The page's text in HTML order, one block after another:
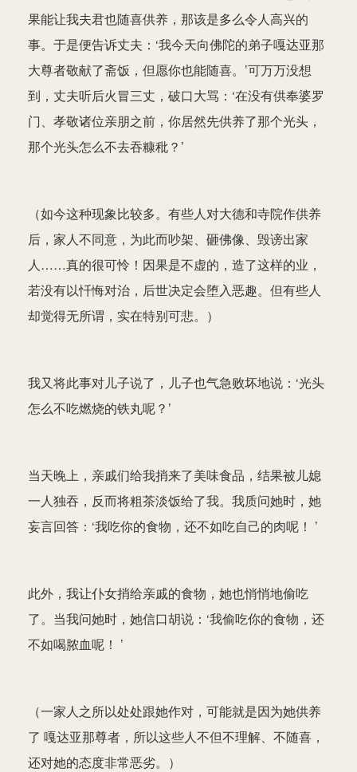
果能让我夫君也随喜供养，那该是多么令人高兴的
事。于是便告诉丈夫：‘我今天向佛陀的弟子嘎达亚那
大尊者敬献了斋饭，但愿你也能随喜。’可万万没想
到，丈夫听后火冒三丈，破口大骂：‘在没有供奉婆罗
门、孝敬诸位亲朋之前，你居然先供养了那个光头，
那个光头怎么不去吞糠秕？’
（如今这种现象比较多。有些人对大德和寺院作供养
后，家人不同意，为此而吵架、砸佛像、毁谤出家
人……真的很可怜！因果是不虚的，造了这样的业，
若没有以忏悔对治，后世决定会堕入恶趣。但有些人
却觉得无所谓，实在特别可悲。）
我又将此事对儿子说了，儿子也气急败坏地说：‘光头
怎么不吃燃烧的铁丸呢？’
当天晚上，亲戚们给我捎来了美味食品，结果被儿媳
一人独吞，反而将粗茶淡饭给了我。我质问她时，她
妄言回答：‘我吃你的食物，还不如吃自己的肉呢！ ’
此外，我让仆女捎给亲戚的食物，她也悄悄地偷吃
了。当我问她时，她信口胡说：‘我偷吃你的食物，还
不如喝脓血呢！ ’
（一家人之所以处处跟她作对，可能就是因为她供养
了 嘎达亚那尊者，所以这些人不但不理解、不随喜，
还对她的态度非常恶劣。）